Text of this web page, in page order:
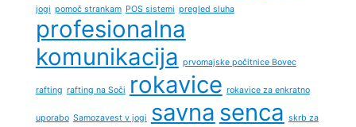
jogi pomoč strankam POS sistemi pregled sluha
profesionalna
komunikacija prvomajske počitnice Bovec
rafting rafting na Soči rokavice rokavice za enkratno
uporabo Samozavest v jogi savna senca skrb za